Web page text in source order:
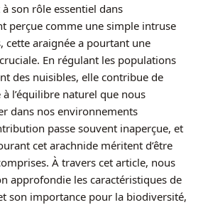
son rôle essentiel dans
perçue comme une simple intruse
cette araignée a pourtant une
En régulant les populations
des nuisibles, elle contribue de
l’équilibre naturel que nous
dans nos environnements
passe souvent inaperçue, et
cet arachnide méritent d’être
À travers cet article, nous
approfondie les caractéristiques de
son importance pour la biodiversité,